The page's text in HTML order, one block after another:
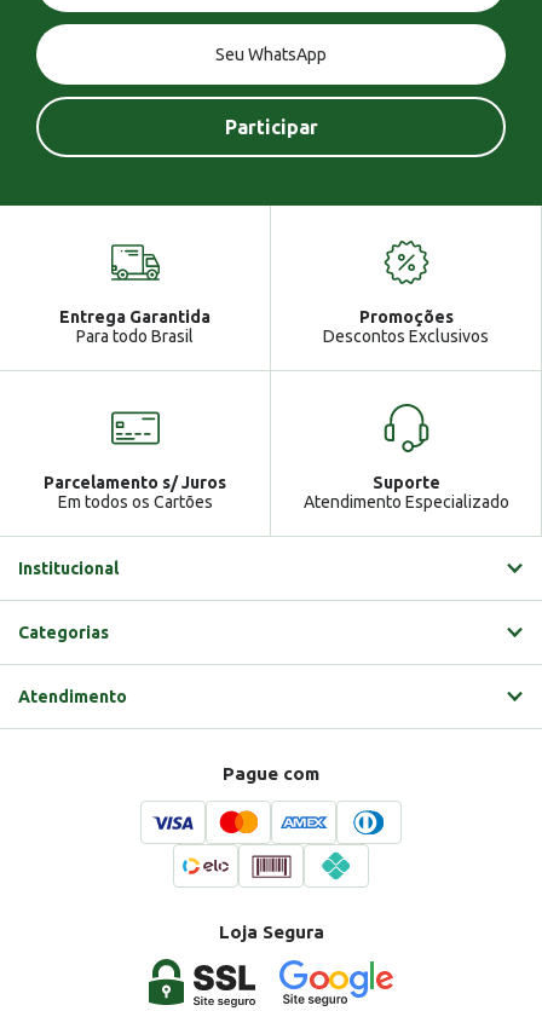
Entrega Garantida
Para todo Brasil
Promoções
Descontos Exclusivos
Parcelamento s/ Juros
Em todos os Cartões
Suporte
Atendimento Especializado
Institucional
Categorias
Atendimento
Pague com
Loja Segura
Você tem uma mensagem!
Ga Atendimento
Gabrielle